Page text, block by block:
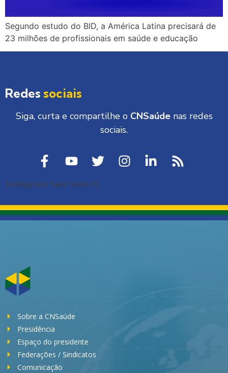
Segundo estudo do BID, a América Latina precisará de
23 milhões de profissionais em saúde e educação
Redes sociais
Siga, curta e compartilhe o CNSaúdenas redes
sociais.
[instagram-feed feed=1]
Sobre a CNSaúde
Presidência
Espaço do presidente
Federações / Sindicatos
Comunicação